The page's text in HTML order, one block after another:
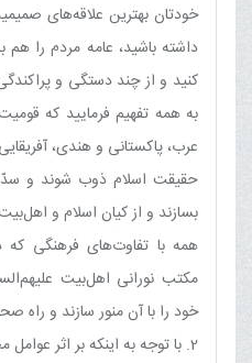
خودتان بهترین علاقه‌های
داشته باشید، عامه مردم را
کنید و از چند دستگی و
به همه تفهیم فرمایید که
عرب، پاکستانی و هندی،
حقیقت اسلام ذوب شوند و
بسازند و از کیان اسلام و
همه با تفاوت‌های فرهنگی که
مکتب نورانی اهل‌بیت
خود را با آن منور سازند و راه
2. با توجه به اینکه بر اثر